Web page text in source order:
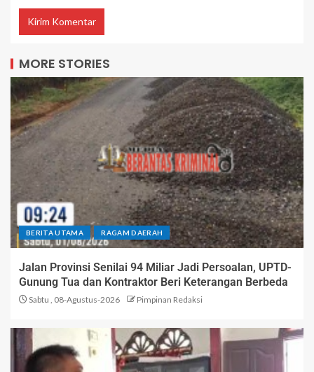
MORE STORIES
BERITA UTAMA RAGAM DAERAH
Jalan Provinsi Senilai 94 Miliar Jadi Persoalan, UPTD-
Gunung Tua dan Kontraktor Beri Keterangan Berbeda
Sabtu , 08-Agustus-2026 Pimpinan Redaksi